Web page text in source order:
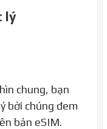
lý
chung, bạn
bởi chúng đem
bản eSIM.